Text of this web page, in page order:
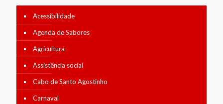
Acessibilidade
Agenda de Sabores
Agricultura
Assistência social
Cabo de Santo Agostinho
Carnaval